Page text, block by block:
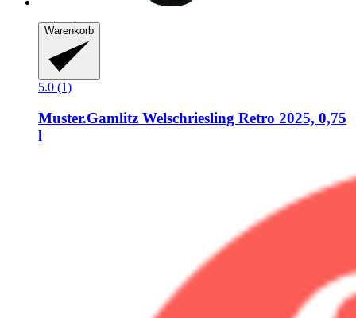
Warenkorb
5.0 (1)
Muster.Gamlitz Welschriesling Retro 2025, 0,75
l